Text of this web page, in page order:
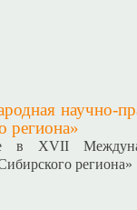
научно-
региона»
в XVII
региона»